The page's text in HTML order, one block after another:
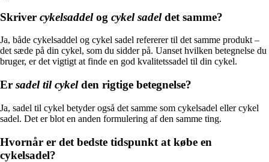
Skriver cykelsaddelog cykel sadeldet samme?
Ja, både cykelsaddel og cykel sadel refererer til det samme produkt –
det sæde på din cykel, som du sidder på. Uanset hvilken betegnelse du
bruger, er det vigtigt at finde en god kvalitetssadel til din cykel.
Er sadel til cykelden rigtige betegnelse?
Ja, sadel til cykel betyder også det samme som cykelsadel eller cykel
sadel. Det er blot en anden formulering af den samme ting.
Hvornår er det bedste tidspunkt at købe en
cykelsadel?